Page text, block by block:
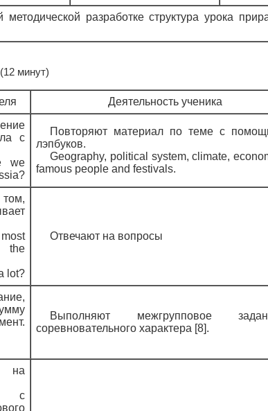
разработке структура урока
минут)
Деятельность ученика
с
we
Повторяют материал по теме с
лэпбуков.
Geography, political system, climate,
famous people and festivals.
the
lot?
Отвечают на вопросы
Выполняют межгрупповое
соревновательного характера [8].
на
с